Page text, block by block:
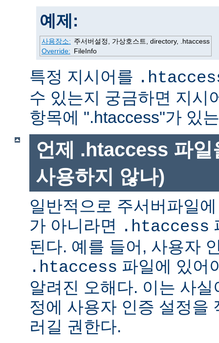
예제:
사용장소: 주서버설정, 가상호스트, directory, .htaccess
Override: FileInfo
특정 지시어를
수 있는지 궁금하면 지시
항목에 ".htaccess"가 있
언제 .htaccess 파일
사용하지 않나)
일반적으로 주서버파일
가 아니라면 .htaccess
된다. 예를 들어, 사용자
.htaccess 파일에 있어
알려진 오해다. 이는 사
정에 사용자 인증 설정을
러길 권한다.